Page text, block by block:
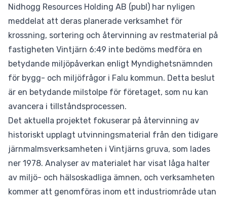
Nidhogg Resources Holding AB (publ) har nyligen
meddelat att deras planerade verksamhet för
krossning, sortering och återvinning av restmaterial på
fastigheten Vintjärn 6:49 inte bedöms medföra en
betydande miljöpåverkan enligt Myndighetsnämnden
för bygg- och miljöfrågor i Falu kommun. Detta beslut
är en betydande milstolpe för företaget, som nu kan
avancera i tillståndsprocessen.
Det aktuella projektet fokuserar på återvinning av
historiskt upplagt utvinningsmaterial från den tidigare
järnmalmsverksamheten i Vintjärns gruva, som lades
ner 1978. Analyser av materialet har visat låga halter
av miljö- och hälsoskadliga ämnen, och verksamheten
kommer att genomföras inom ett industriområde utan